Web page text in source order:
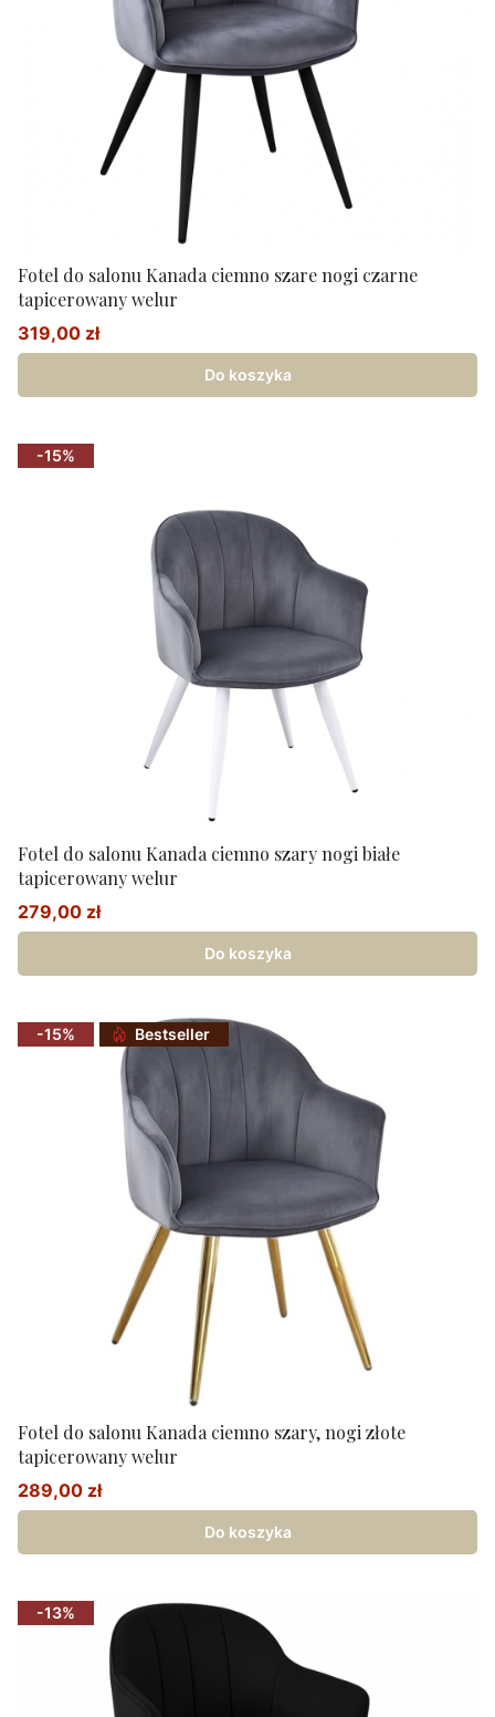
Fotel do salonu Kanada ciemno szare nogi czarne
tapicerowany welur
Cena promocyjna
319,00 zł
Do koszyka
-15%
Fotel do salonu Kanada ciemno szary nogi białe
tapicerowany welur
Cena promocyjna
279,00 zł
Do koszyka
-15% Bestseller
Fotel do salonu Kanada ciemno szary, nogi złote
tapicerowany welur
Cena promocyjna
289,00 zł
Do koszyka
-13%